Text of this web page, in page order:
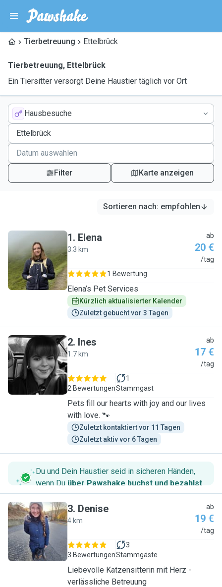
Tierbetreuung Ettelbrück
Tierbetreuung, Ettelbrück
Ein Tiersitter versorgt Deine Haustier täglich vor Ort
Hausbesuche
Filter Karte anzeigen
Sortieren nach: empfohlen
E
1. Elena
3.3 km
ab
20 €
/tag
1 Bewertung
Elena’s Pet Services
Kürzlich aktualisierter Kalender
Zuletzt gebucht vor 3 Tagen
I
2. Ines
1.7 km
ab
17 €
/tag
2 Bewertungen
1
Stammgast
Pets fill our hearts with joy and our lives
with love. 🐾
Zuletzt kontaktiert vor 11 Tagen
Zuletzt aktiv vor 6 Tagen
Du und Dein Haustier seid in sicheren Händen,
wenn Du über Pawshake buchst und bezahlst.
D
3. Denise
4 km
ab
19 €
/tag
3 Bewertungen
3
Stammgäste
Liebevolle Katzensitterin mit Herz -
verlässliche Betreuung